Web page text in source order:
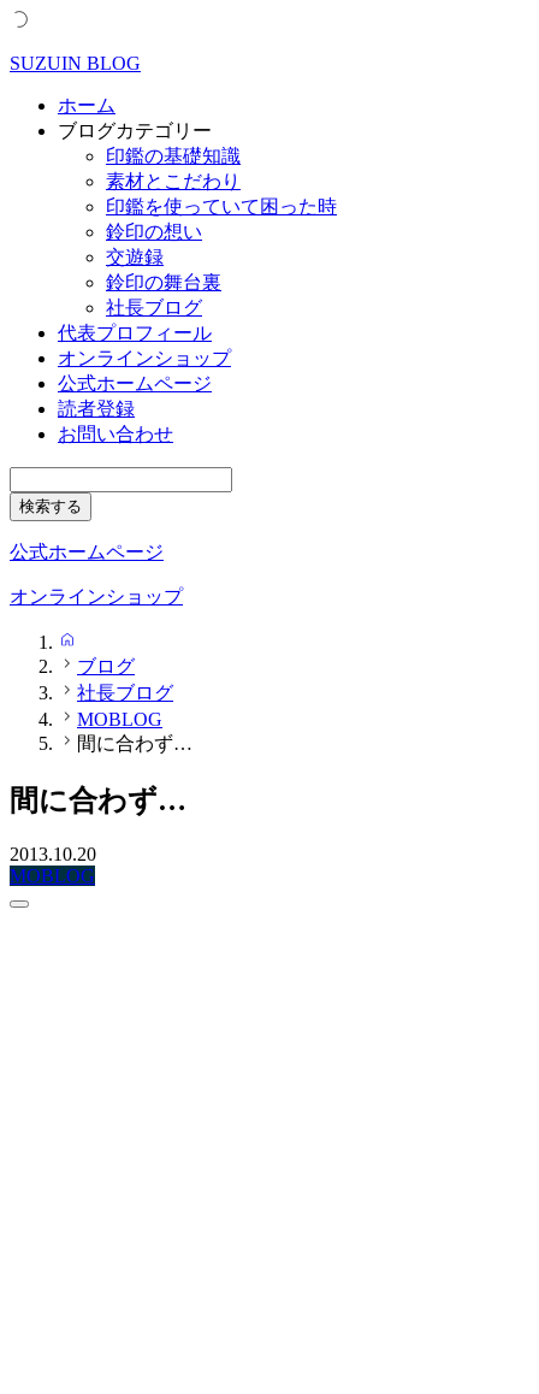
SUZUIN BLOG
ホーム
ブログカテゴリー
印鑑の基礎知識
素材とこだわり
印鑑を使っていて困った時
鈴印の想い
交遊録
鈴印の舞台裏
社長ブログ
代表プロフィール
オンラインショップ
公式ホームページ
読者登録
お問い合わせ
公式ホームページ
オンラインショップ
ブログ
社長ブログ
MOBLOG
間に合わず…
間に合わず…
2013.10.20
MOBLOG